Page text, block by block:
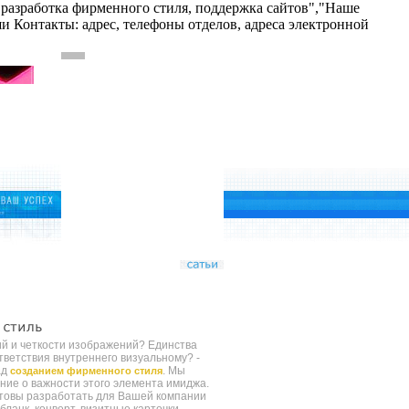
фирменного стиля, поддержка сайтов","Наше
адрес, телефоны отделов, адреса электронной
и четкости изображений? Единства
внутреннего визуальному? -
созданием фирменного стиля. Мы
о важности этого элемента имиджа.
разработать для Вашей компании